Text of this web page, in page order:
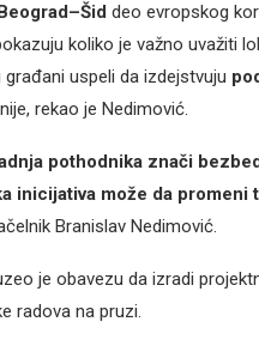
deo evropskog
koliko je važno uvažiti
uspeli da izdejstvuju
rekao je Nedimović.
pothodnika znači
inicijativa može da
Branislav Nedimović.
je obavezu da izradi
radova na pruzi.